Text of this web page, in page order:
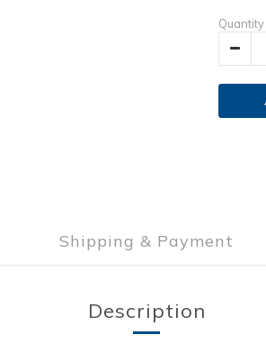
Quantity
Shipping & Payment
Description